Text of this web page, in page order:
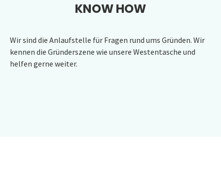
KNOW HOW
Wir sind die Anlaufstelle für Fragen rund ums Gründen. Wir
kennen die Gründerszene wie unsere Westentasche und
helfen gerne weiter.